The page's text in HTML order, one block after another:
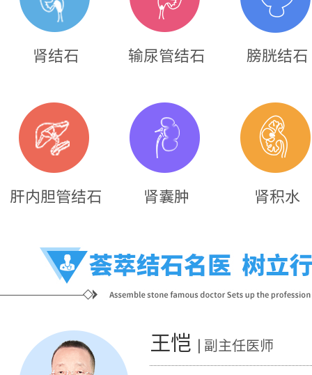
肾结石 输尿管结石 膀胱结石
肝内胆管结石 肾囊肿 肾积水
王恺 | 副主任医师